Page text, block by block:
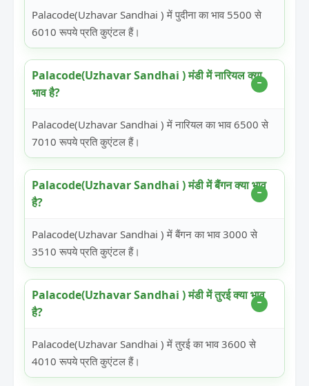
Palacode(Uzhavar Sandhai ) में पुदीना का भाव 5500 से
6010 रूपये प्रति कुएंटल हैं।
Palacode(Uzhavar Sandhai ) मंडी में नारियल क्या
भाव है?
Palacode(Uzhavar Sandhai ) में नारियल का भाव 6500 से
7010 रूपये प्रति कुएंटल हैं।
Palacode(Uzhavar Sandhai ) मंडी में बैंगन क्या भाव
है?
Palacode(Uzhavar Sandhai ) में बैंगन का भाव 3000 से
3510 रूपये प्रति कुएंटल हैं।
Palacode(Uzhavar Sandhai ) मंडी में तुरई क्या भाव
है?
Palacode(Uzhavar Sandhai ) में तुरई का भाव 3600 से
4010 रूपये प्रति कुएंटल हैं।